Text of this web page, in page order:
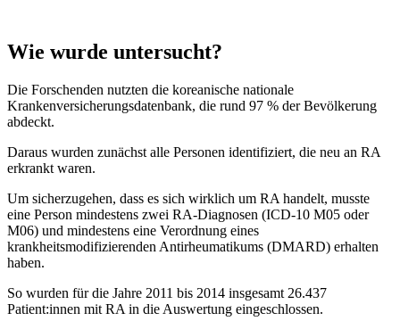
Wie wurde untersucht?
Die Forschenden nutzten die koreanische nationale
Krankenversicherungsdatenbank, die rund 97 % der Bevölkerung
abdeckt.
Daraus wurden zunächst alle Personen identifiziert, die neu an RA
erkrankt waren.
Um sicherzugehen, dass es sich wirklich um RA handelt, musste
eine Person mindestens zwei RA-Diagnosen (ICD-10 M05 oder
M06) und mindestens eine Verordnung eines
krankheitsmodifizierenden Antirheumatikums (DMARD) erhalten
haben.
So wurden für die Jahre 2011 bis 2014 insgesamt 26.437
Patient:innen mit RA in die Auswertung eingeschlossen.